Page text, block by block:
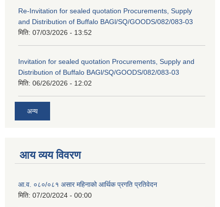
Re-Invitation for sealed quotation Procurements, Supply
and Distribution of Buffalo BAGl/SQ/GOODS/082/083-03
मिति: 07/03/2026 - 13:52
Invitation for sealed quotation Procurements, Supply and
Distribution of Buffalo BAGl/SQ/GOODS/082/083-03
मिति: 06/26/2026 - 12:02
अन्य
आय व्यय विवरण
आ.व. ०८०/०८१ असार महिनाको आर्थिक प्रगति प्रतिवेदन
मिति: 07/20/2024 - 00:00